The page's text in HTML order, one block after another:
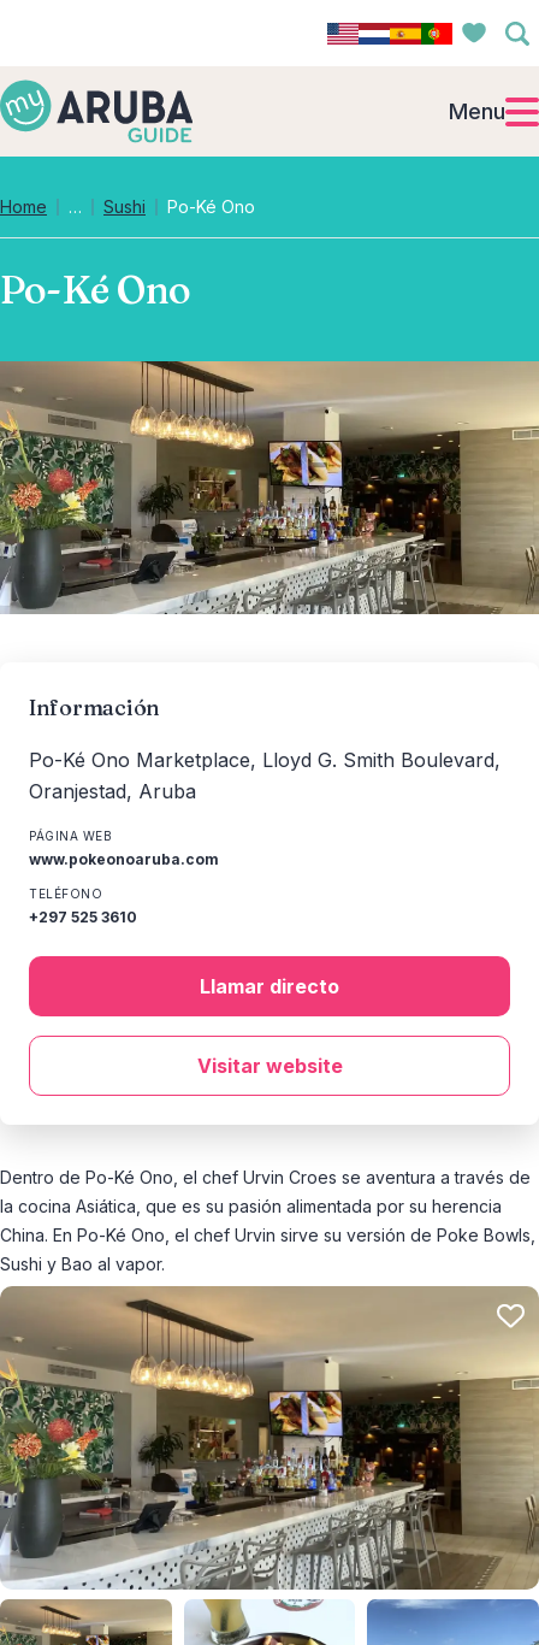
Menu
Home … Collapsed breadcrumb levels
Sushi Po-Ké Ono
Po-Ké Ono
Dentro de Po-Ké Ono, el chef Urvin Croes se aventura a través de
la cocina Asiática, que es su pasión alimentada por su herencia
China. En Po-Ké Ono, el chef Urvin sirve su versión de Poke Bowls,
Sushi y Bao al vapor.
Información
Po-Ké Ono Marketplace, Lloyd G. Smith Boulevard,
Oranjestad, Aruba
PÁGINA WEB
www.pokeonoaruba.com
TELÉFONO
+297 525 3610
Llamar directo
Visitar website